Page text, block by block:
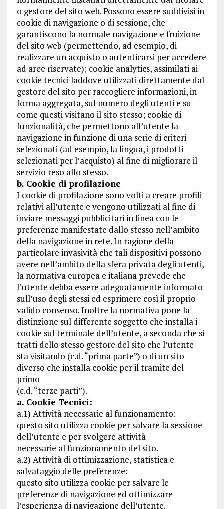
o gestore del sito web. Possono essere suddivisi in
cookie di navigazione o di sessione, che
garantiscono la normale navigazione e fruizione
del sito web (permettendo, ad esempio, di
realizzare un acquisto o autenticarsi per accedere
ad aree riservate); cookie analytics, assimilati ai
cookie tecnici laddove utilizzati direttamente dal
gestore del sito per raccogliere informazioni, in
forma aggregata, sul numero degli utenti e su
come questi visitano il sito stesso; cookie di
funzionalità, che permettono all’utente la
navigazione in funzione di una serie di criteri
selezionati (ad esempio, la lingua, i prodotti
selezionati per l’acquisto) al fine di migliorare il
servizio reso allo stesso.
b. Cookie di profilazione
I cookie di profilazione sono volti a creare profili
relativi all’utente e vengono utilizzati al fine di
inviare messaggi pubblicitari in linea con le
preferenze manifestate dallo stesso nell’ambito
della navigazione in rete. In ragione della
particolare invasività che tali dispositivi possono
avere nell’ambito della sfera privata degli utenti,
la normativa europea e italiana prevede che
l’utente debba essere adeguatamente informato
sull’uso degli stessi ed esprimere così il proprio
valido consenso. Inoltre la normativa pone la
distinzione sul differente soggetto che installa i
cookie sul terminale dell’utente, a seconda che si
tratti dello stesso gestore del sito che l’utente
sta visitando (c.d. “prima parte”) o di un sito
diverso che installa cookie per il tramite del
primo
(c.d. “terze parti”).
a. Cookie Tecnici:
a.1) Attività necessarie al funzionamento:
questo sito utilizza cookie per salvare la sessione
dell’utente e per svolgere attività
necessarie al funzionamento del sito.
a.2) Attività di ottimizzazione, statistica e
salvataggio delle preferenze:
questo sito utilizza cookie per salvare le
preferenze di navigazione ed ottimizzare
l’esperienza di navigazione dell’utente.